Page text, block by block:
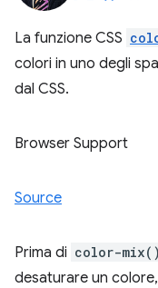
La funzione CSS
colori in uno degli
dal CSS.
Browser Support
Source
Prima di color-mix()
desaturare un